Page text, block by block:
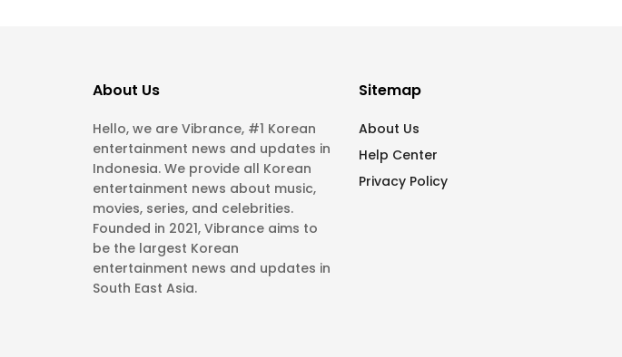
About Us
Hello, we are Vibrance, #1 Korean
entertainment news and updates in
Indonesia. We provide all Korean
entertainment news about music,
movies, series, and celebrities.
Founded in 2021, Vibrance aims to
be the largest Korean
entertainment news and updates in
South East Asia.
Sitemap
About Us
Help Center
Privacy Policy